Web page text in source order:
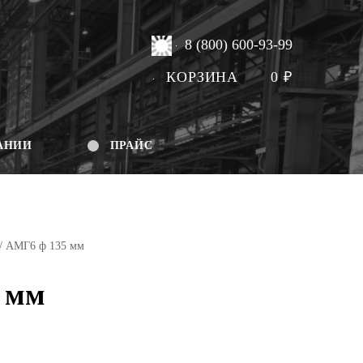
8 (800) 600-93-99
КОРЗИНА 0₽
ПРАЙС
/ АМГ6 ф 135 мм
мм